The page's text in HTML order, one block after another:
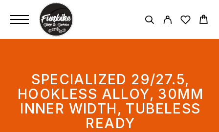
SPECIALIZED 29/27.5,
HOOKLESS ALLOY, 30MM
INNER WIDTH, TUBELESS
READY